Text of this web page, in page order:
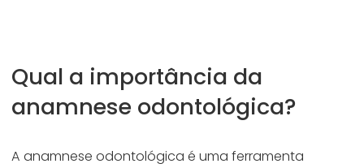
Qual a importância da
anamnese odontológica?
A anamnese odontológica é uma ferramenta